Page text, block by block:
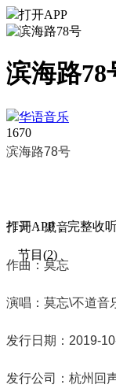
打开APP
滨海路78
华语音乐
1670
滨海路78号
作词：戚音
作曲：莫忘
演唱：莫忘\不道音
发行日期：2019-
发行公司：杭州回
打开APP，完整收
节目(2)